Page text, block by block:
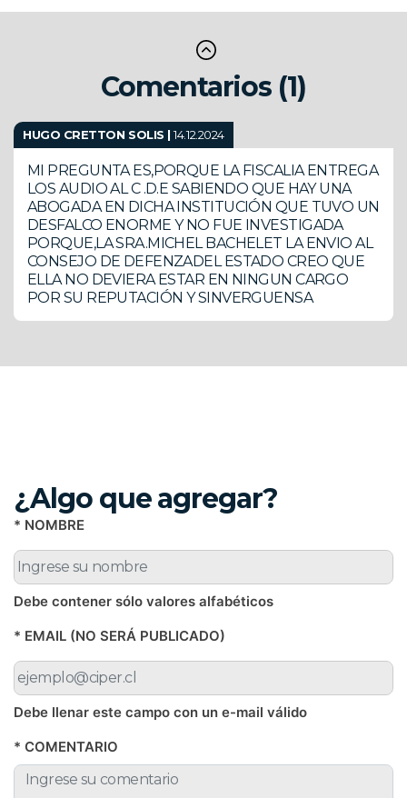
Comentarios (1)
HUGO CRETTON SOLIS |14.12.2024
MI PREGUNTA ES,PORQUE LA FISCALIA ENTREGA
LOS AUDIO AL C .D.E SABIENDO QUE HAY UNA
ABOGADA EN DICHA INSTITUCIÓN QUE TUVO UN
DESFALCO ENORME Y NO FUE INVESTIGADA
PORQUE,LA SRA.MICHEL BACHELET LA ENVIO AL
CONSEJO DE DEFENZADEL ESTADO CREO QUE
ELLA NO DEVIERA ESTAR EN NINGUN CARGO
POR SU REPUTACIÓN Y SINVERGUENSA
¿Algo que agregar?
* NOMBRE
Debe contener sólo valores alfabéticos
* EMAIL (NO SERÁ PUBLICADO)
Debe llenar este campo con un e-mail válido
* COMENTARIO